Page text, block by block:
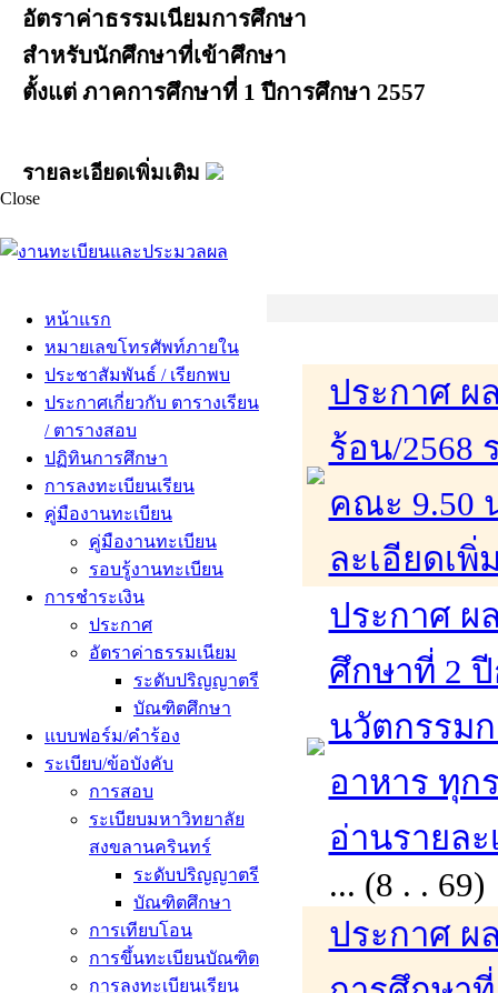
อัตราค่าธรรมเนียมการศึกษา
สำหรับนักศึกษาที่เข้าศึกษา
ตั้งแต่ ภาคการศึกษาที่ 1 ปีการศึกษา 2557
รายละเอียดเพิ่มเติม
Close
หน้าแรก
หมายเลขโทรศัพท์ภายใน
ประชาสัมพันธ์ / เรียกพบ
ประกาศเกี่ยวกับ ตารางเรียน
/ ตารางสอบ
ปฏิทินการศึกษา
การลงทะเบียนเรียน
คู่มืองานทะเบียน
คู่มืองานทะเบียน
รอบรู้งานทะเบียน
การชำระเงิน
ประกาศ
อัตราค่าธรรมเนียม
ระดับปริญญาตรี
บัณฑิตศึกษา
แบบฟอร์ม/คำร้อง
ระเบียบ/ข้อบังคับ
การสอบ
ระเบียบมหาวิทยาลัย
สงขลานครินทร์
ระดับปริญญาตรี
บัณฑิตศึกษา
การเทียบโอน
การขึ้นทะเบียนบัณฑิต
การลงทะเบียนเรียน
ประกาศ ผ
ร้อน/2568
คณะ 9.50
ละเอียดเพิ่
ประกาศ ผ
ศึกษาที่ 2
นวัตกรรม
อาหาร ทุก
อ่านรายละ
... (8 . .
ประกาศ ผ